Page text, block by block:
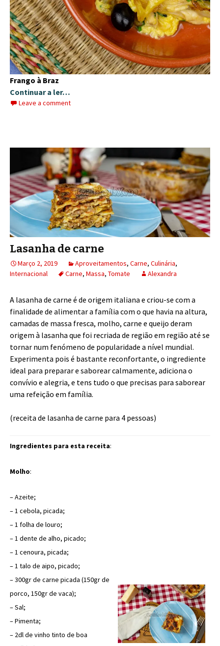
Frango à Braz
Continuar a ler…
Leave a comment
Lasanha de carne
Março 2, 2019 Aproveitamentos, Carne, Culinária,
Internacional
Carne, Massa, Tomate Alexandra
A lasanha de carne é de origem italiana e criou-se com a
finalidade de alimentar a família com o que havia na altura,
camadas de massa fresca, molho, carne e queijo deram
origem à lasanha que foi recriada de região em região até se
tornar num fenómeno de popularidade a nível mundial.
Experimenta pois é bastante reconfortante, o ingrediente
ideal para preparar e saborear calmamente, adiciona o
convívio e alegria, e tens tudo o que precisas para saborear
uma refeição em família.
(receita de lasanha de carne para 4 pessoas)
Ingredientes para esta receita:
Molho:
– Azeite;
– 1 cebola, picada;
– 1 folha de louro;
– 1 dente de alho, picado;
– 1 cenoura, picada;
– 1 talo de aipo, picado;
– 300gr de carne picada (150gr de
porco, 150gr de vaca);
– Sal;
– Pimenta;
– 2dl de vinho tinto de boa